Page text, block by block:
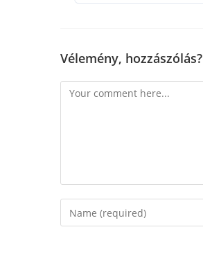
Vélemény, hozzászólás?
Comment
Enter
your